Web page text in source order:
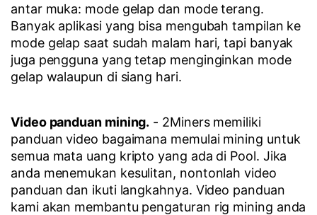
antar muka: mode gelap dan mode terang.
Banyak aplikasi yang bisa mengubah tampilan ke
mode gelap saat sudah malam hari, tapi banyak
juga pengguna yang tetap menginginkan mode
gelap walaupun di siang hari.
Video panduan mining. - 2Miners memiliki
panduan video bagaimana memulai mining untuk
semua mata uang kripto yang ada di Pool. Jika
anda menemukan kesulitan, nontonlah video
panduan dan ikuti langkahnya. Video panduan
kami akan membantu pengaturan rig mining anda